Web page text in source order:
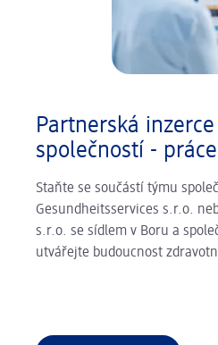
Partnerská
společností -
Staňte se součástí týmu
Gesundheitsservices s.r.o.
s.r.o. se sídlem v Boru a
utvářejte budoucnost